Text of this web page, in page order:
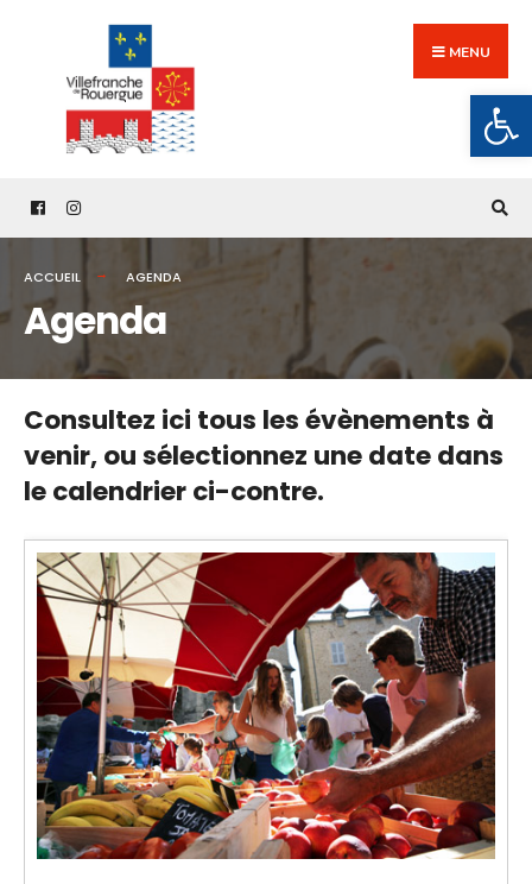
content
MENU
ACCUEIL AGENDA
Agenda
Consultez ici tous les évènements à
venir,ou sélectionnez une date dans
le calendrier ci-contre.